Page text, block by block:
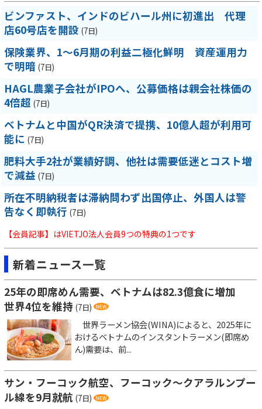
ビンファスト、インドのビハール州に初進出 代理
店60号店を開設 (7日)
保険業界、1～6月期の利益二極化鮮明 資産運用力
で明暗 (7日)
HAGL農業子会社がIPOへ、公募価格は親会社株価の
4倍超 (7日)
ベトナムと中国がQR決済で提携、10億人超が利用可
能に (7日)
肥料大手2社が業績好調、他社は需要低迷とコスト増
で減益 (7日)
所在不明納税者は滞納問わず出国停止、外国人は警
告なく即執行 (7日)
【会員記事】はVIETJO法人会員9つの特典の1つです
新着ニュース一覧
25年の即席めん需要、ベトナムは82.3億食に増加
世界4位を維持 (7日)
世界ラーメン協会(WINA)によると、2025年に
おけるベトナムのインスタントラーメン(即席め
ん)需要は、前...
サン・フーコック航空、フーコック～クアラルンプー
ル線を9月就航 (7日)